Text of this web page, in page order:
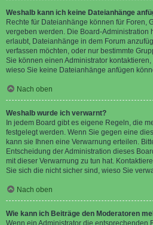
Weshalb kann ich keine Dateianhänge
Rechte für Dateianhänge können für Foren,
vergeben werden. Die Board-Administration
erlaubt, Dateianhänge in dem Forum
verfassen möchten, oder nur bestimmte
Sie können einen Administrator
wieso Sie keine Dateianhänge anfügen
Nach oben
Weshalb wurde ich verwarnt?
In jedem Board gibt es eigene Regeln, die
festgelegt werden. Wenn Sie gegen eine
kann sie Ihnen eine Verwarnung erteilen.
Entscheidung der Administration dieses
mit dieser Verwarnung zu tun hat.
Sie sich die nicht sicher sind, wieso Sie
Nach oben
Wie kann ich Beiträge den Moderatoren
Wenn ein Administrator die entsprechenden